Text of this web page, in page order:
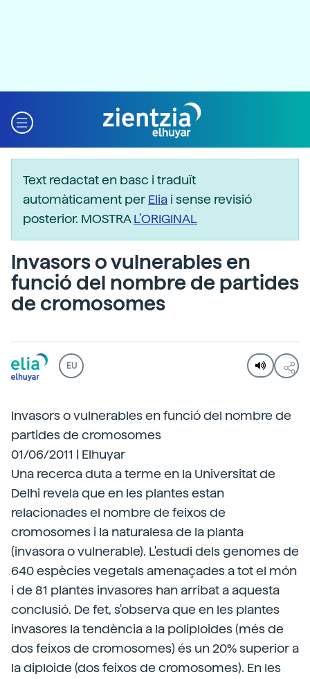
Text redactat en basc i traduït
automàticament perElia i sense revisió
posterior. MOSTRAL’ORIGINAL
Invasors o vulnerables en
funció del nombre de partides
de cromosomes
EU
Invasors o vulnerables en funció del nombre de
partides de cromosomes
01/06/2011 | Elhuyar
Una recerca duta a terme en la Universitat de
Delhi revela que en les plantes estan
relacionades el nombre de feixos de
cromosomes i la naturalesa de la planta
(invasora o vulnerable). L'estudi dels genomes de
640 espècies vegetals amenaçades a tot el món
i de 81 plantes invasores han arribat a aquesta
conclusió. De fet, s'observa que en les plantes
invasores la tendència a la poliploides (més de
dos feixos de cromosomes) és un 20% superior a
la diploide (dos feixos de cromosomes). En les